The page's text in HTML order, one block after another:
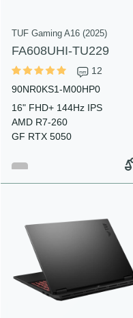
TUF Gaming A16 (2025)
FA608UHI-TU229
12
90NR0KS1-M00HP0
16" FHD+ 144Hz IPS
AMD R7-260
GF RTX 5050